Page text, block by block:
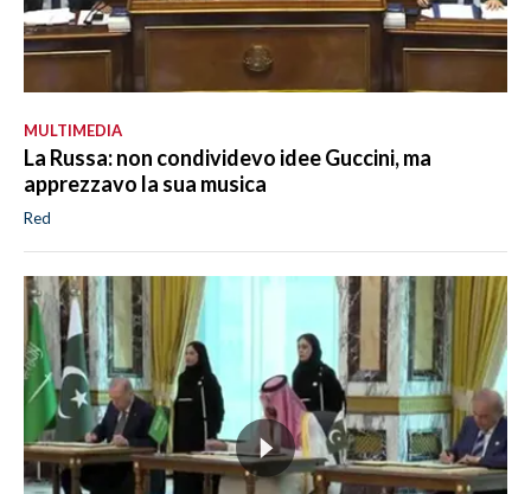
MULTIMEDIA
La Russa: non condividevo idee Guccini, ma
apprezzavo la sua musica
Red